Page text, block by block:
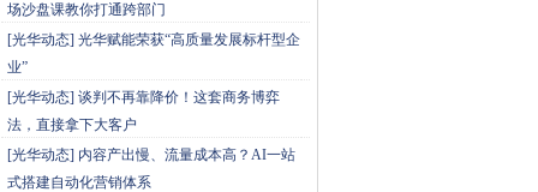
场沙盘课教你打通跨部门
[光华动态] 光华赋能荣获“高质量发展标杆型企
业”
[光华动态] 谈判不再靠降价！这套商务博弈
法，直接拿下大客户
[光华动态] 内容产出慢、流量成本高？AI一站
式搭建自动化营销体系